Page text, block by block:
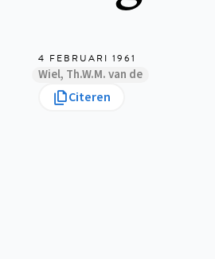
4 FEBRUARI 1961
Wiel, Th.W.M. van de
Citeren